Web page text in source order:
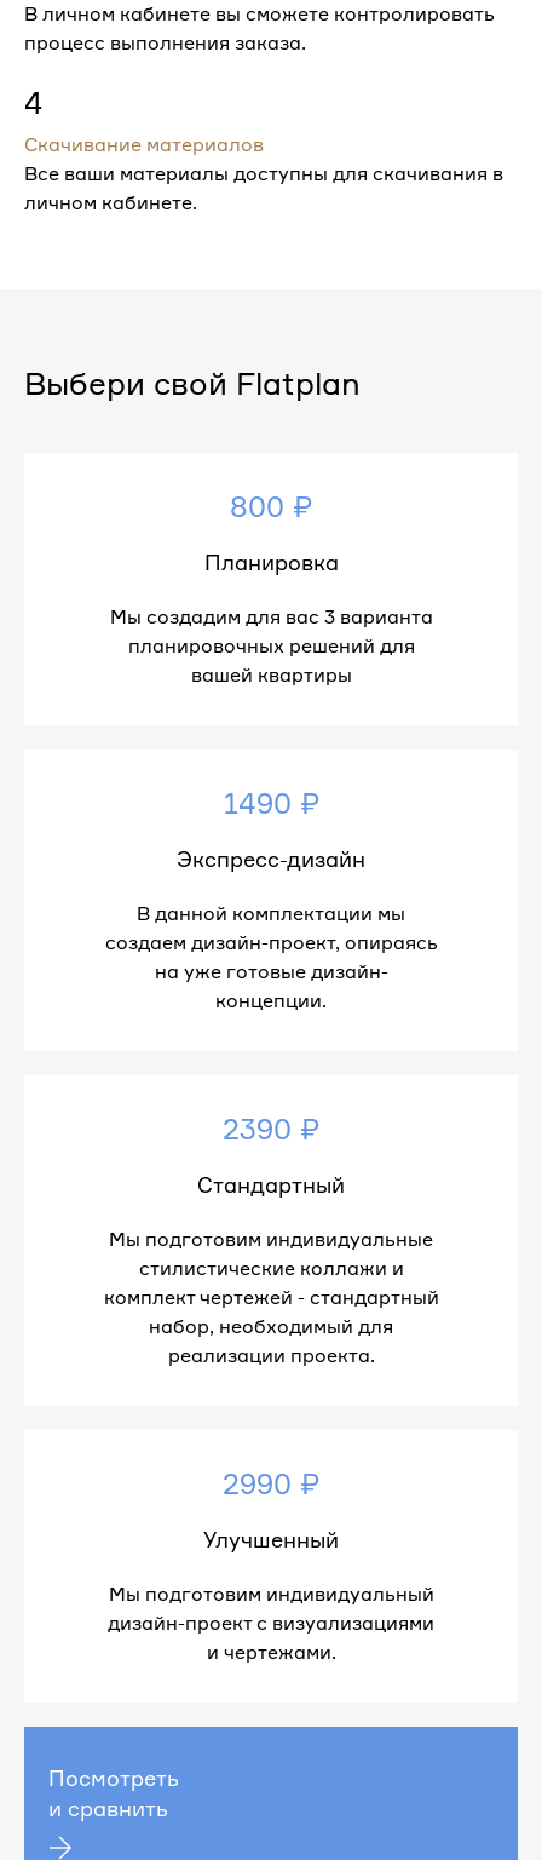
В личном кабинете вы сможете контролировать
процесс выполнения заказа.
4
Скачивание материалов
Все ваши материалы доступны для скачивания в
личном кабинете.
Выбери свой Flatplan
800 ₽
Планировка
Мы создадим для вас 3 варианта
планировочных решений для
вашей квартиры
1490 ₽
Экспресс-дизайн
В данной комплектации мы
создаем дизайн-проект, опираясь
на уже готовые дизайн-
концепции.
2390 ₽
Стандартный
Мы подготовим индивидуальные
стилистические коллажи и
комплект чертежей - стандартный
набор, необходимый для
реализации проекта.
2990 ₽
Улучшенный
Мы подготовим индивидуальный
дизайн-проект с визуализациями
и чертежами.
Посмотреть
и сравнить